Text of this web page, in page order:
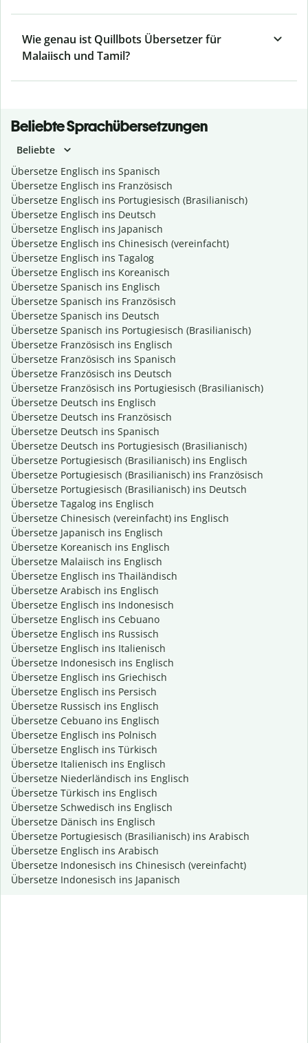
Wie genau ist Quillbots Übersetzer für
Malaiisch und Tamil?
Beliebte Sprachübersetzungen
Beliebte
Übersetze Englisch ins Spanisch
Übersetze Englisch ins Französisch
Übersetze Englisch ins Portugiesisch (Brasilianisch)
Übersetze Englisch ins Deutsch
Übersetze Englisch ins Japanisch
Übersetze Englisch ins Chinesisch (vereinfacht)
Übersetze Englisch ins Tagalog
Übersetze Englisch ins Koreanisch
Übersetze Spanisch ins Englisch
Übersetze Spanisch ins Französisch
Übersetze Spanisch ins Deutsch
Übersetze Spanisch ins Portugiesisch (Brasilianisch)
Übersetze Französisch ins Englisch
Übersetze Französisch ins Spanisch
Übersetze Französisch ins Deutsch
Übersetze Französisch ins Portugiesisch (Brasilianisch)
Übersetze Deutsch ins Englisch
Übersetze Deutsch ins Französisch
Übersetze Deutsch ins Spanisch
Übersetze Deutsch ins Portugiesisch (Brasilianisch)
Übersetze Portugiesisch (Brasilianisch) ins Englisch
Übersetze Portugiesisch (Brasilianisch) ins Französisch
Übersetze Portugiesisch (Brasilianisch) ins Deutsch
Übersetze Tagalog ins Englisch
Übersetze Chinesisch (vereinfacht) ins Englisch
Übersetze Japanisch ins Englisch
Übersetze Koreanisch ins Englisch
Übersetze Malaiisch ins Englisch
Übersetze Englisch ins Thailändisch
Übersetze Arabisch ins Englisch
Übersetze Englisch ins Indonesisch
Übersetze Englisch ins Cebuano
Übersetze Englisch ins Russisch
Übersetze Englisch ins Italienisch
Übersetze Indonesisch ins Englisch
Übersetze Englisch ins Griechisch
Übersetze Englisch ins Persisch
Übersetze Russisch ins Englisch
Übersetze Cebuano ins Englisch
Übersetze Englisch ins Polnisch
Übersetze Englisch ins Türkisch
Übersetze Italienisch ins Englisch
Übersetze Niederländisch ins Englisch
Übersetze Türkisch ins Englisch
Übersetze Schwedisch ins Englisch
Übersetze Dänisch ins Englisch
Übersetze Portugiesisch (Brasilianisch) ins Arabisch
Übersetze Englisch ins Arabisch
Übersetze Indonesisch ins Chinesisch (vereinfacht)
Übersetze Indonesisch ins Japanisch